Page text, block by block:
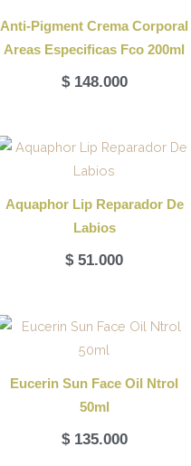
Anti-Pigment Crema Corporal
Areas Especificas Fco 200ml
$148.000
Aquaphor Lip Reparador De
Labios
$51.000
Eucerin Sun Face Oil Ntrol
50ml
$135.000